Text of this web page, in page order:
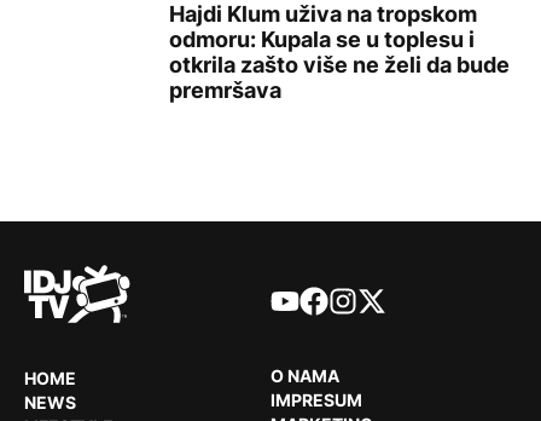
Hajdi Klum uživa na tropskom odmoru: Kupala se u
Hajdi Klum uživa na tropskom
odmoru: Kupala se u toplesu i
otkrila zašto više ne želi da bude
premršava
HOME
NEWS
YouTube
Facebook
Instagram
X
O NAMA
IMPRESUM